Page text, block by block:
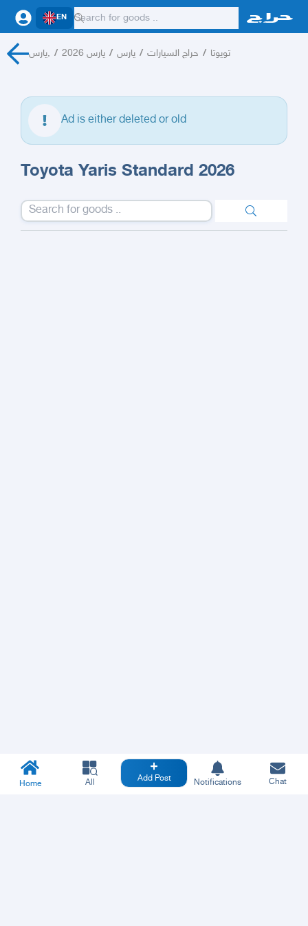
EN
يارس, / يارس 2026 / يارس / حراج السيارات / تويوتا
Ad is either deleted or old
Toyota Yaris Standard 2026
Home All Add Post Notifications Chat